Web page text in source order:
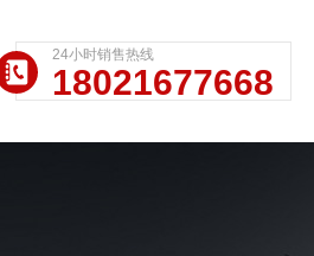
24小时销售热线
18021677668